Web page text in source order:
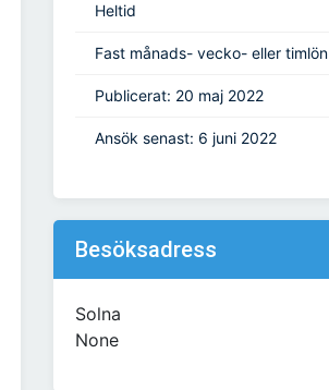
Heltid
Fast månads- vecko- eller timlön
Publicerat: 20 maj 2022
Ansök senast: 6 juni 2022
Besöksadress
Solna
None